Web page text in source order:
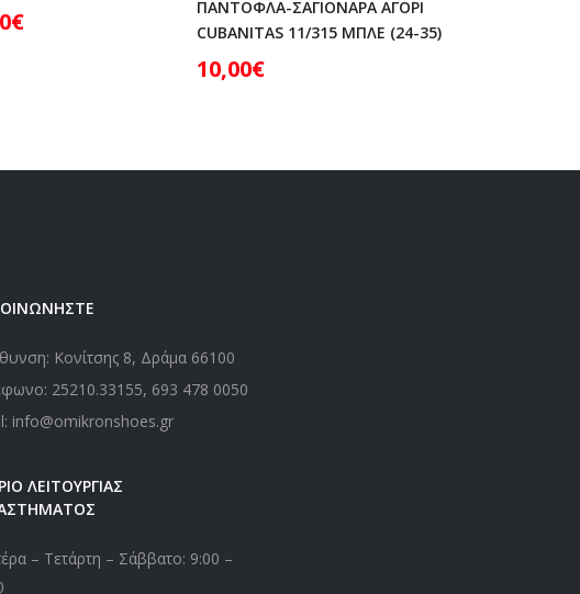
€
ΠΑΝΤΟΦΛΑ-ΣΑΓΙΟΝΑΡΑ ΑΓΟΡΙ
CUBANITAS 11/315 ΜΠΛΕ (24-35)
10,00€
Κονίτσης 8, Δράμα 66100
25210.33155, 693 478 0050
info@omikronshoes.gr
ΛΕΙΤΟΥΡΓΙΑΣ
– Τετάρτη – Σάββατο: 9:00 –